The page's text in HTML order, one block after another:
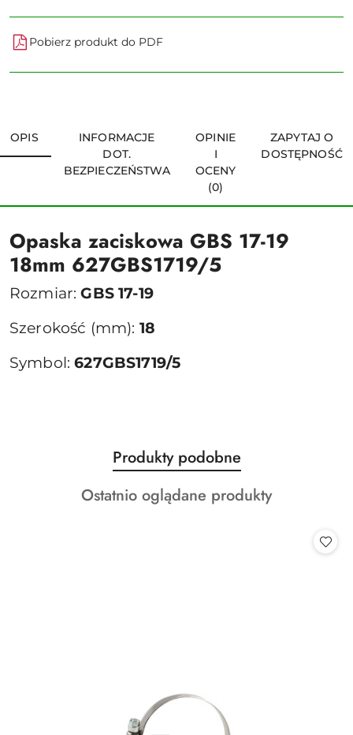
Pobierz produkt do PDF
OPIS
INFORMACJE
DOT.
BEZPIECZEŃSTWA
OPINIE
I
OCENY
(0)
ZAPYTAJ O
DOSTĘPNOŚĆ
Opaska zaciskowa GBS 17-19
18mm 627GBS1719/5
Rozmiar:GBS 17-19
Szerokość (mm): 18
Symbol:627GBS1719/5
Pomiń karuzelę produktów
Produkty
o
statusie:
Produkty podobne
Produkty
Ostatnio oglądane produkty